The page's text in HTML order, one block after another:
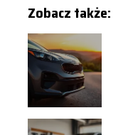
Zobacz także: